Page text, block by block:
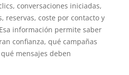
conversaciones iniciadas,
reservas, coste por contacto y
información permite saber
confianza, qué campañas
mensajes deben